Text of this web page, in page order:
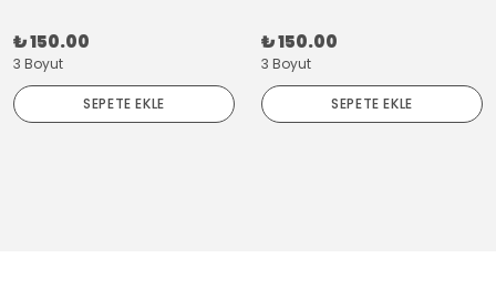
₺ 150.00
3 Boyut
SEPETE EKLE
₺ 150.00
3 Boyut
SEPETE EKLE